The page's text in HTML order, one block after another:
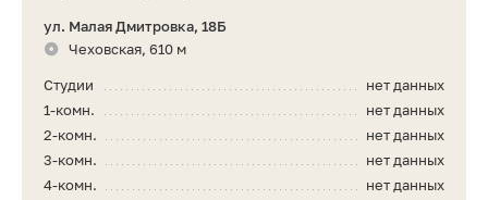
ул. Малая Дмитровка, 18Б
Чеховская, 610 м
нет данных
Студии
нет данных
1-комн.
нет данных
2-комн.
нет данных
3-комн.
нет данных
4-комн.